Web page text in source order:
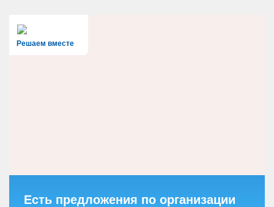
Решаем вместе
Есть предложения по организации